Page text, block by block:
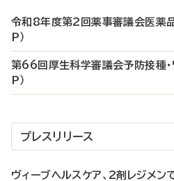
令和8年度第2回薬事審議会医薬
P）
第66回厚生科学審議会予防接種・
P）
プレスリリース
ヴィーブヘルスケア、2剤レジメン